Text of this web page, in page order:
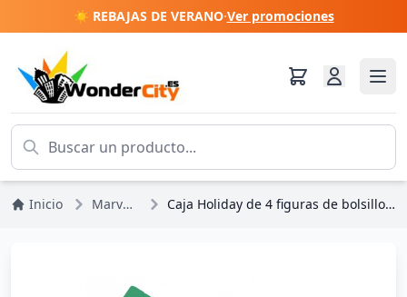
☀️ REBAJAS DE VERANO·Ver promociones
Inicio Marvel DC Comics Caja Holiday de 4 figuras de bolsillo Marvel con diseño de árbol de Holiday